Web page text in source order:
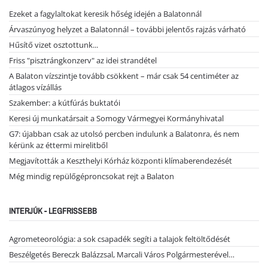
Ezeket a fagylaltokat keresik hőség idején a Balatonnál
Árvaszúnyog helyzet a Balatonnál – további jelentős rajzás várható
Hűsítő vizet osztottunk...
Friss "pisztrángkonzerv" az idei strandétel
A Balaton vízszintje tovább csökkent – már csak 54 centiméter az
átlagos vízállás
Szakember: a kútfúrás buktatói
Keresi új munkatársait a Somogy Vármegyei Kormányhivatal
G7: újabban csak az utolsó percben indulunk a Balatonra, és nem
kérünk az éttermi mirelitből
Megjavították a Keszthelyi Kórház központi klímaberendezését
Még mindig repülőgéproncsokat rejt a Balaton
INTERJÚK - LEGFRISSEBB
Agrometeorológia: a sok csapadék segíti a talajok feltöltődését
Beszélgetés Bereczk Balázzsal, Marcali Város Polgármesterével…